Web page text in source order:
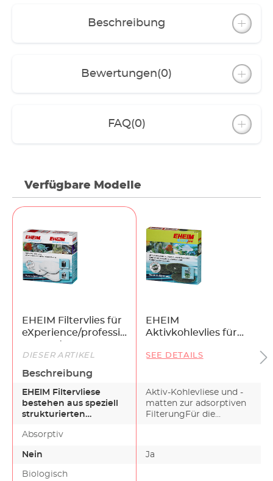
Beschreibung
Bewertungen(0)
FAQ(0)
Verfügbare Modelle
EHEIM Filtervlies für
eXperience/professionel
250 und 250T
EHEIM
Aktivkohlevlies für
comfort 2232-2236
DIESER ARTIKEL SEE DETAILS
Beschreibung
EHEIM Filtervliese
bestehen aus speziell
strukturierten
nehmen beim…
Aktiv-Kohlevliese und -
matten zur adsorptiven
FilterungFür die
Absorptiv
Nein Ja
Biologisch